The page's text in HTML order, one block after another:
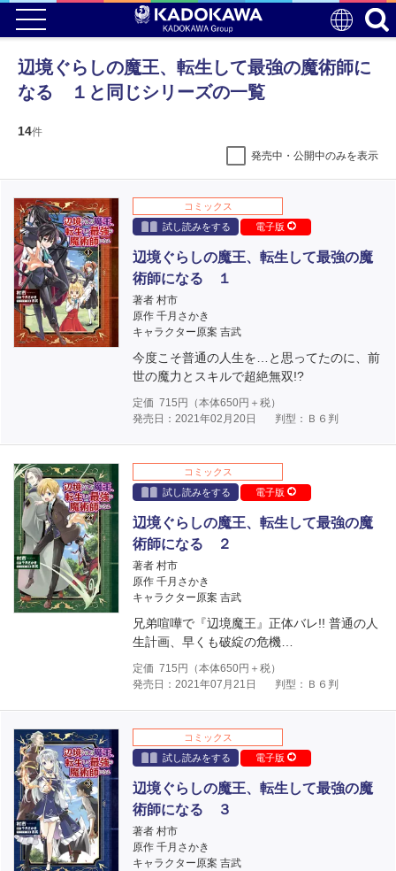
辺境ぐらしの魔王、転生して最強の魔術師に
なる １と同じシリーズの一覧
14件
発売中・公開中のみを表示
コミックス
試し読みをする
電子版
辺境ぐらしの魔王、転生して最強の魔
術師になる １
著者 村市
原作 千月さかき
キャラクター原案 吉武
今度こそ普通の人生を…と思ってたのに、前
世の魔力とスキルで超絶無双!?
定価 715 円（本体650円＋税）
発売日：2021年02月20日
判型：Ｂ６判
コミックス
試し読みをする
電子版
辺境ぐらしの魔王、転生して最強の魔
術師になる ２
著者 村市
原作 千月さかき
キャラクター原案 吉武
兄弟喧嘩で『辺境魔王』正体バレ!! 普通の人
生計画、早くも破綻の危機…
定価 715 円（本体650円＋税）
発売日：2021年07月21日
判型：Ｂ６判
コミックス
試し読みをする
電子版
辺境ぐらしの魔王、転生して最強の魔
術師になる ３
著者 村市
原作 千月さかき
キャラクター原案 吉武